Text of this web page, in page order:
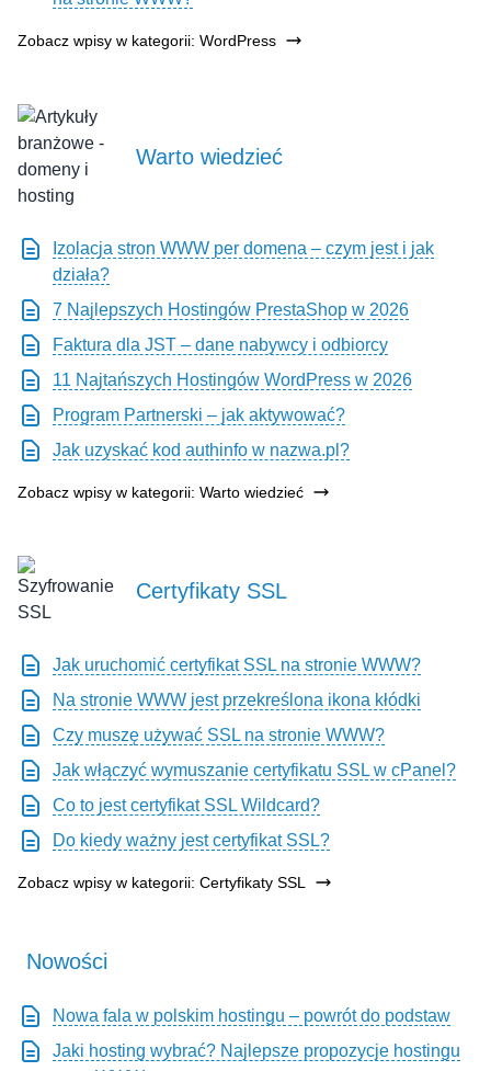
Zobacz wpisy w kategorii: WordPress
Warto wiedzieć
Izolacja stron WWW per domena – czym jest i jak
działa?
7 Najlepszych Hostingów PrestaShop w 2026
Faktura dla JST – dane nabywcy i odbiorcy
11 Najtańszych Hostingów WordPress w 2026
Program Partnerski – jak aktywować?
Jak uzyskać kod authinfo w nazwa.pl?
Zobacz wpisy w kategorii: Warto wiedzieć
Certyfikaty SSL
Jak uruchomić certyfikat SSL na stronie WWW?
Na stronie WWW jest przekreślona ikona kłódki
Czy muszę używać SSL na stronie WWW?
Jak włączyć wymuszanie certyfikatu SSL w cPanel?
Co to jest certyfikat SSL Wildcard?
Do kiedy ważny jest certyfikat SSL?
Zobacz wpisy w kategorii: Certyfikaty SSL
Nowości
Nowa fala w polskim hostingu – powrót do podstaw
Jaki hosting wybrać? Najlepsze propozycje hostingu